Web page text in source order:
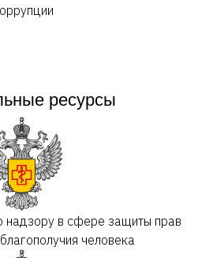
ресурсы
в сфере защиты прав
человека